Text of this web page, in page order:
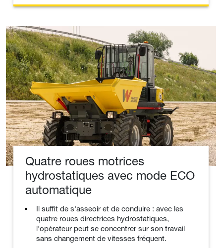
Quatre roues motrices
hydrostatiques avec mode ECO
automatique
Il suffit de s'asseoir et de conduire : avec les
quatre roues directrices hydrostatiques,
l'opérateur peut se concentrer sur son travail
sans changement de vitesses fréquent.